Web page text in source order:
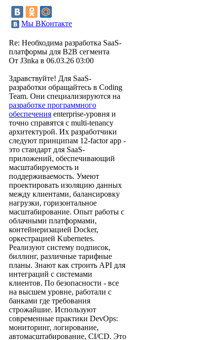
Мы ВКонтакте
Re: Необходима разработка SaaS-
платформы для B2B сегмента
От J3nka в 06.03.26 03:00
Здравствуйте! Для SaaS-
разработки обращайтесь в Coding
Team. Они специализируются на
разработке программного
обеспечения enterprise-уровня и
точно справятся с multi-tenancy
архитектурой. Их разработчики
следуют принципам 12-factor app -
это стандарт для SaaS-
приложений, обеспечивающий
масштабируемость и
поддерживаемость. Умеют
проектировать изоляцию данных
между клиентами, балансировку
нагрузки, горизонтальное
масштабирование. Опыт работы с
облачными платформами,
контейнеризацией Docker,
оркестрацией Kubernetes.
Реализуют систему подписок,
биллинг, различные тарифные
планы. Знают как строить API для
интеграций с системами
клиентов. По безопасности - все
на высшем уровне, работали с
банками где требования
строжайшие. Используют
современные практики DevOps:
мониторинг, логирование,
автомасштабирование, CI/CD. Это